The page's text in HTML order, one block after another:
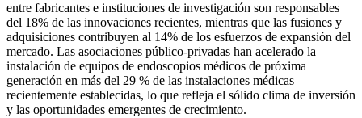
entre fabricantes e instituciones de investigación son responsables
del 18% de las innovaciones recientes, mientras que las fusiones y
adquisiciones contribuyen al 14% de los esfuerzos de expansión del
mercado. Las asociaciones público-privadas han acelerado la
instalación de equipos de endoscopios médicos de próxima
generación en más del 29 % de las instalaciones médicas
recientemente establecidas, lo que refleja el sólido clima de inversión
y las oportunidades emergentes de crecimiento.